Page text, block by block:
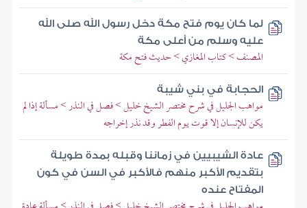
لما كان يوم فتح مكة دخل رسول الله صلى الله
عليه وسلم من أعلى مكة
المصنف > كتاب المغازي > حديث فتح مكة
الحجابة في بني شيبة
مواهب الجليل في شرح مختصر الشيخ خليل > فصل في النذر > مسألة إذا لم
يكن للإنسان إلا قوت يوم الفطر وقد نذر إخراجه
عادة الشيبيين في زماننا وقبله بمدة طويلة
بتقديم الأكبر منهم فالأكبر في السن في كون
المفتاح عنده